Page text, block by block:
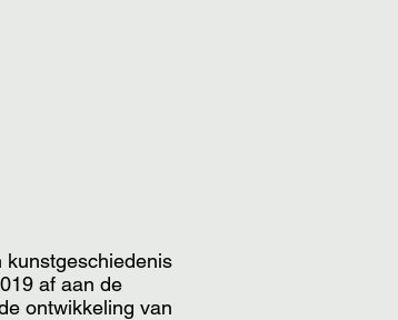
kunstgeschiedenis
af aan de
ontwikkeling van